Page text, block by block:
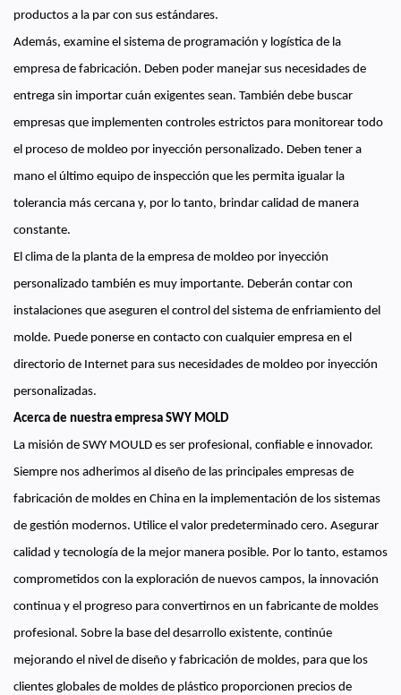
productos a la par con sus estándares.
Además, examine el sistema de programación y logística de la
empresa de fabricación. Deben poder manejar sus necesidades de
entrega sin importar cuán exigentes sean. También debe buscar
empresas que implementen controles estrictos para monitorear todo
el proceso de moldeo por inyección personalizado. Deben tener a
mano el último equipo de inspección que les permita igualar la
tolerancia más cercana y, por lo tanto, brindar calidad de manera
constante.
El clima de la planta de la empresa de moldeo por inyección
personalizado también es muy importante. Deberán contar con
instalaciones que aseguren el control del sistema de enfriamiento del
molde. Puede ponerse en contacto con cualquier empresa en el
directorio de Internet para sus necesidades de moldeo por inyección
personalizadas.
Acerca de nuestra empresa SWY MOLD
La misión de SWY MOULD es ser profesional, confiable e innovador.
Siempre nos adherimos al diseño de las principales empresas de
fabricación de moldes en China en la implementación de los sistemas
de gestión modernos. Utilice el valor predeterminado cero. Asegurar
calidad y tecnología de la mejor manera posible. Por lo tanto, estamos
comprometidos con la exploración de nuevos campos, la innovación
continua y el progreso para convertirnos en un fabricante de moldes
profesional. Sobre la base del desarrollo existente, continúe
mejorando el nivel de diseño y fabricación de moldes, para que los
clientes globales de moldes de plástico proporcionen precios de